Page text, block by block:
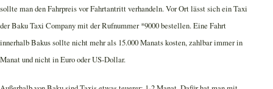
sollte man den Fahrpreis vor Fahrtantritt verhandeln. Vor Ort lässt sich ein Taxi
der Baku Taxi Company mit der Rufnummer *9000 bestellen. Eine Fahrt
innerhalb Bakus sollte nicht mehr als 15.000 Manats kosten, zahlbar immer in
Manat und nicht in Euro oder US-Dollar.